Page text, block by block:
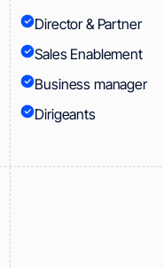
Director & Partner
Sales Enablement
Business manager
Dirigeants